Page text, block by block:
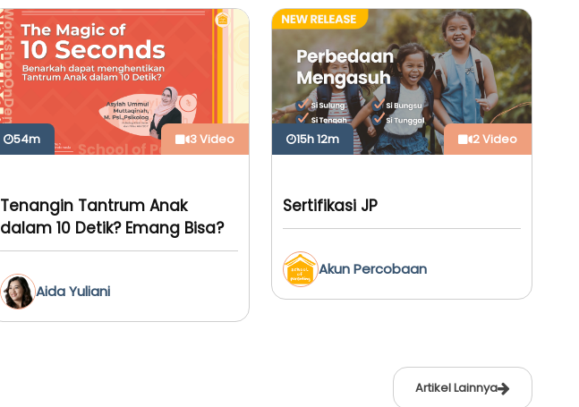
54m 3 Video
Tenangin Tantrum Anak
dalam 10 Detik? Emang Bisa?
Aida Yuliani
15h 12m 2 Video
Sertifikasi JP
Akun Percobaan
Artikel Lainnya